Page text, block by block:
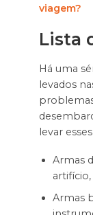
viagem?
Lista
Há uma
levados
levar
Armas
Armas